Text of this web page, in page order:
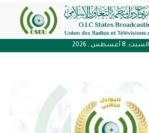
السبت, 8 أغسطس , 2026